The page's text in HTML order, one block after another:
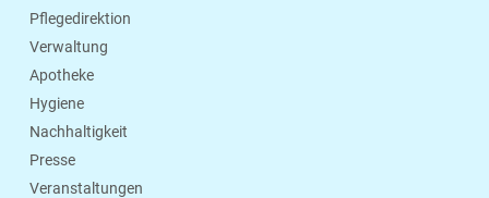
Pflegedirektion
Verwaltung
Apotheke
Hygiene
Nachhaltigkeit
Presse
Veranstaltungen